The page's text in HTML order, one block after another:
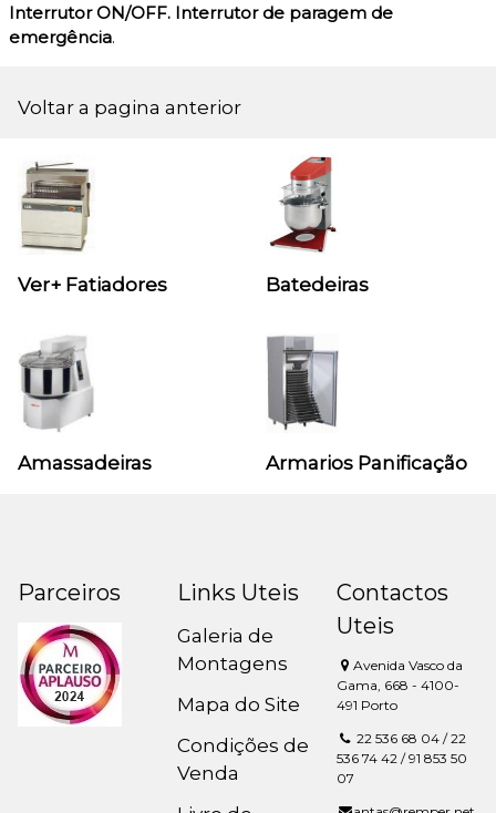
Interrutor ON/OFF. Interrutor de paragem de
emergência.
Voltar a pagina anterior
Ver+ Fatiadores Batedeiras
Amassadeiras Armarios Panificação
Parceiros Links Uteis
Galeria de
Montagens
Mapa do Site
Condições de
Venda
Contactos
Uteis
Avenida Vasco da
Gama, 668 - 4100-
491 Porto
22 536 68 04 / 22
536 74 42 / 91 853 50
07